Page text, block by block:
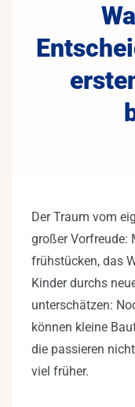
Der Traum vom
großer Vorfreude:
frühstücken, das
Kinder durchs
unterschätzen:
können kleine
die passieren
viel früher.